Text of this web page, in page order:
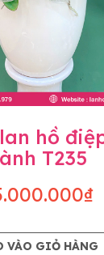
hồ
T235
VÀO GIỎ HÀNG